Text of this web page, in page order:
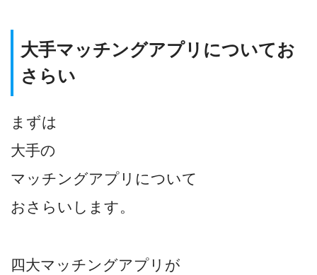
大手マッチングアプリについてお
さらい
まずは
大手の
マッチングアプリについて
おさらいします。
四大マッチングアプリが